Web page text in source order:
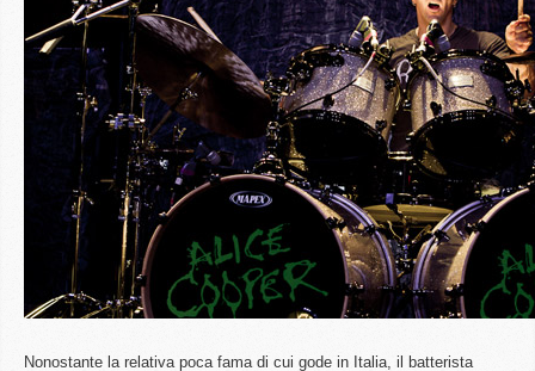
Nonostante la relativa poca fama di cui gode in Italia, il batterista